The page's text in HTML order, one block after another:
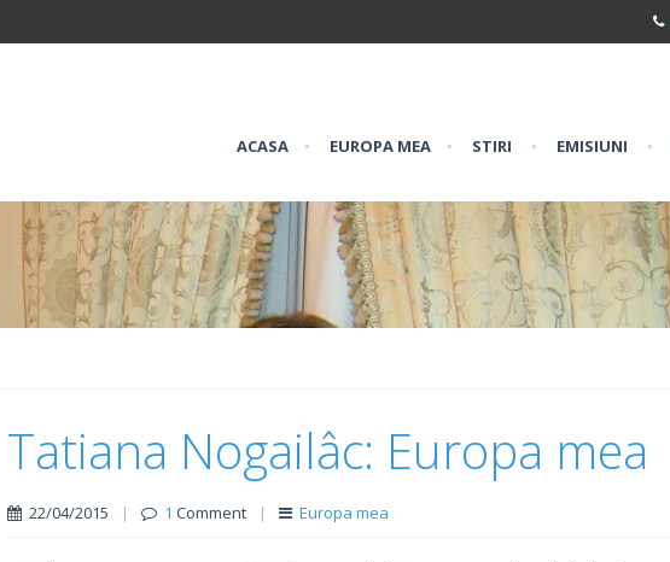
ACASA • EUROPA MEA • STIRI • EMISIUNI •
Tatiana Nogailâc: Europa mea
22/04/2015 | 1 Comment | Europa mea